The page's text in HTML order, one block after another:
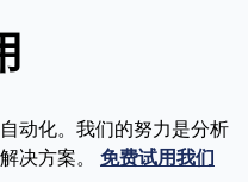
动化。我们的努力是分析
决方案。 免费试用我们